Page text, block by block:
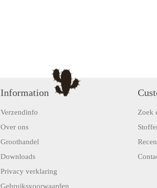
Information
Verzendinfo
Over ons
Groothandel
Downloads
Privacy verklaring
Gebruiksvoorwaarden
Zoek